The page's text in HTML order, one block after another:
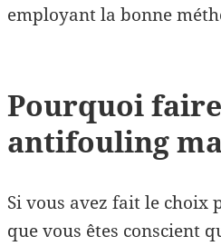
employant la bonne
Pourquoi
antifouling
Si vous avez fait le choix
que vous êtes conscient